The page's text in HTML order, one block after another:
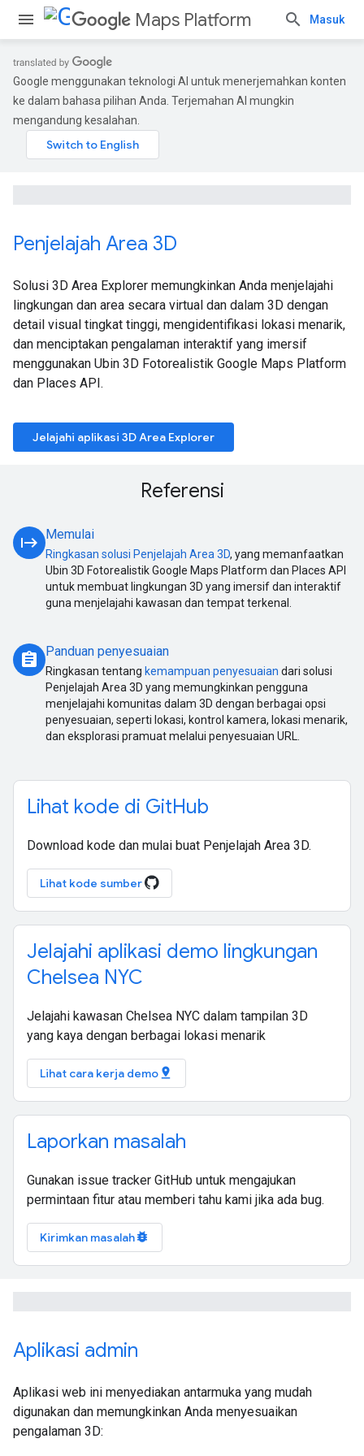
Maps Platform Masuk
Google menggunakan teknologi AI untuk menerjemahkan konten
ke dalam bahasa pilihan Anda. Terjemahan AI mungkin
mengandung kesalahan.
Penjelajah Area 3D
Solusi 3D Area Explorer memungkinkan Anda menjelajahi
lingkungan dan area secara virtual dan dalam 3D dengan
detail visual tingkat tinggi, mengidentifikasi lokasi menarik,
dan menciptakan pengalaman interaktif yang imersif
menggunakan Ubin 3D Fotorealistik Google Maps Platform
dan Places API.
Jelajahi aplikasi 3D Area Explorer
Referensi
start Memulai
Ringkasan solusi Penjelajah Area 3D, yang memanfaatkan
Ubin 3D Fotorealistik Google Maps Platform dan Places API
untuk membuat lingkungan 3D yang imersif dan interaktif
guna menjelajahi kawasan dan tempat terkenal.
assignment Panduan penyesuaian
Ringkasan tentang kemampuan penyesuaian dari solusi
Penjelajah Area 3D yang memungkinkan pengguna
menjelajahi komunitas dalam 3D dengan berbagai opsi
penyesuaian, seperti lokasi, kontrol kamera, lokasi menarik,
dan eksplorasi pramuat melalui penyesuaian URL.
Lihat kode di GitHub
Download kode dan mulai buat Penjelajah Area 3D.
Lihat kode sumber
Jelajahi aplikasi demo lingkungan
Chelsea NYC
Jelajahi kawasan Chelsea NYC dalam tampilan 3D
yang kaya dengan berbagai lokasi menarik
Lihat cara kerja demo pin_drop
Laporkan masalah
Gunakan issue tracker GitHub untuk mengajukan
permintaan fitur atau memberi tahu kami jika ada bug.
Kirimkan masalahbug_report
Aplikasi admin
Aplikasi web ini menyediakan antarmuka yang mudah
digunakan dan memungkinkan Anda menyesuaikan
pengalaman 3D: